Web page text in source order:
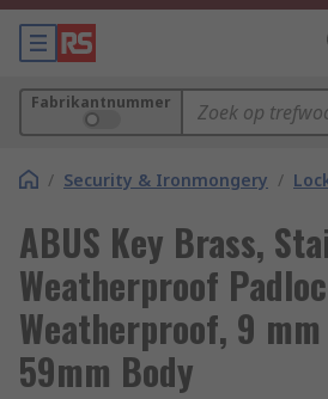
Fabrikantnummer
/ Security & Ironmongery /
ABUS Key Brass,
Weatherproof
Weatherproof, 9
59mm Body